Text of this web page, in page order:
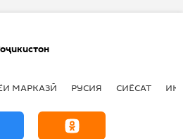
МАРКАЗӢ РУСИЯ СИЁСАТ